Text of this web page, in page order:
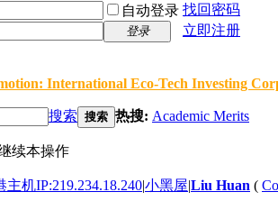
自动登录 找回密码
登录
立即注册
International Eco-Tech Investing
搜索 搜索 热搜: Academic Merits
续本操作
机IP:219.234.18.240|小黑屋|Liu Huan (